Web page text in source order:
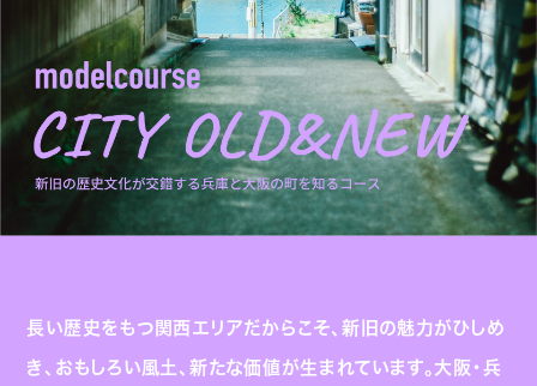
長い歴史をもつ関西エリアだからこそ、新旧の魅力がひしめ
き、おもしろい風土、新たな価値が生まれています。大阪・兵